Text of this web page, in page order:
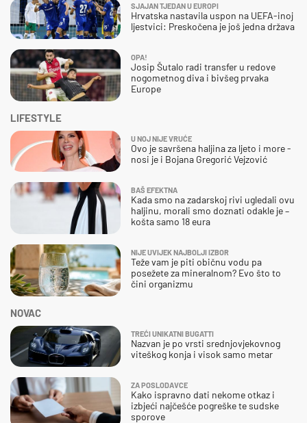
SJAJAN TJEDAN U EUROPI
Hrvatska nastavila uspon na UEFA-inoj
ljestvici: Preskočena je još jedna država
OPA!
Josip Šutalo radi transfer u redove
nogometnog diva i bivšeg prvaka
Europe
NOVAC
TREĆI UNIKATNI BUGATTI
Nazvan je po vrsti srednjovjekovnog
viteškog konja i visok samo metar
ZA POSLODAVCE
Kako ispravno dati nekome otkaz i
izbjeći najčešće pogreške te sudske
sporove
LIFESTYLE
U NOJ NIJE VRUĆE
Ovo je savršena haljina za ljeto i more -
nosi je i Bojana Gregorić Vejzović
BAŠ EFEKTNA
Kada smo na zadarskoj rivi ugledali ovu
haljinu, morali smo doznati odakle je –
košta samo 18 eura
NIJE UVIJEK NAJBOLJI IZBOR
Teže vam je piti običnu vodu pa
posežete za mineralnom? Evo što to
čini organizmu